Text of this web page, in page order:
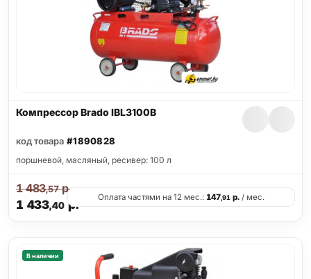
Компрессор Brado IBL3100B
код товара #1890828
поршневой, масляный, ресивер: 100 л
1 433,40 р.
1 483,57р.
Оплата частями на 12 мес.: 147,91р./ мес.
В наличии